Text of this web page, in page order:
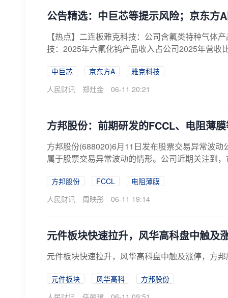
公告精选：中巨芯等提示风险；京东方
【热点】二连板雅克科技：公司含氟类特种气体
技：2025年六氟化钨产品收入占公司2025年营收
中巨芯 京东方A
雅克科技
人民财讯
郑灶金 06-11 20:21
方邦股份：前期研发的FCCL、电阻薄
方邦股份(688020)6月11日发布股票交易异常波
属于股票交易异常波动的情形。公司近期关注到
方邦股份 FCCL
电阻薄膜
人民财讯
周映彤 06-11 19:14
元件板块快速拉升，风华高科盘中触及
元件板块快速拉升，风华高科盘中触及涨停，方
元件板块 风华高科
方邦股份